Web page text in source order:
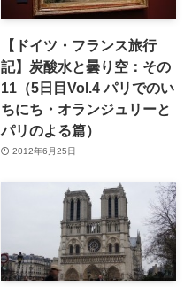
【ドイツ・フランス旅行
記】炭酸水と曇り空：その
11（5日目Vol.4 パリでのい
ちにち・オランジュリーと
パリのよる篇）
2012年6月25日